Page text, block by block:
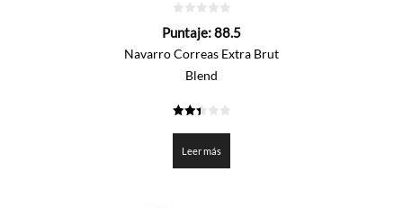
de
Puntaje:88.5
Navarro Correas Extra Brut
Blend
de 5
Leer más